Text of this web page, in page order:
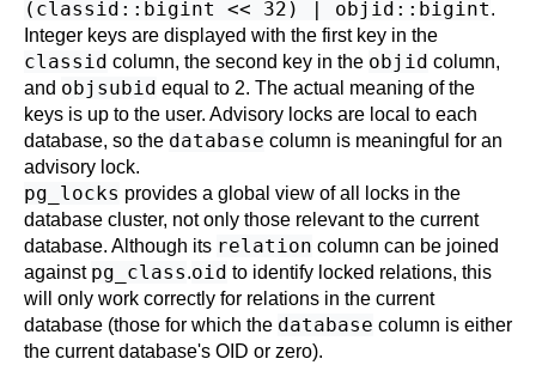
(classid::bigint << 32) | objid::bigint.
Integer keys are displayed with the first key in the
classid column, the second key in the objid column,
and objsubid equal to 2. The actual meaning of the
keys is up to the user. Advisory locks are local to each
database, so the database column is meaningful for an
advisory lock.
pg_locks provides a global view of all locks in the
database cluster, not only those relevant to the current
database. Although its relation column can be joined
against pg_class.oid to identify locked relations, this
will only work correctly for relations in the current
database (those for which the database column is either
the current database's OID or zero).